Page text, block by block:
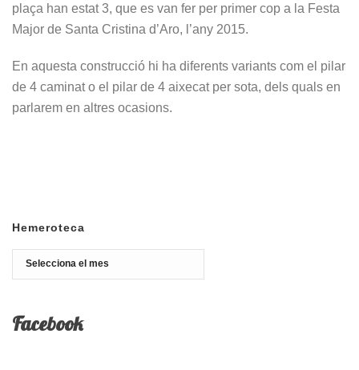
plaça han estat 3, que es van fer per primer cop a la Festa
Major de Santa Cristina d’Aro, l’any 2015.
En aquesta construcció hi ha diferents variants com el pilar
de 4 caminat o el pilar de 4 aixecat per sota, dels quals en
parlarem en altres ocasions.
Hemeroteca
Hemeroteca
Facebook